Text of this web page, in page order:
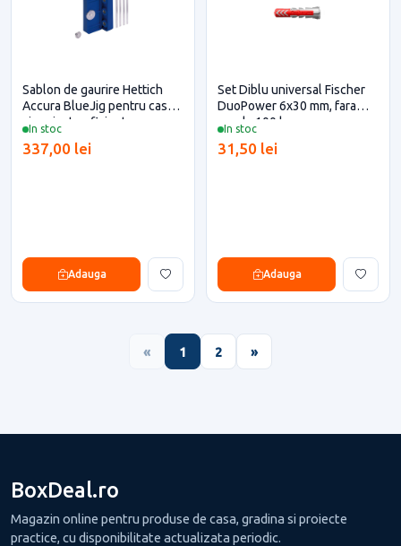
In stoc
Sablon de gaurire Hettich
Accura BlueJig pentru casa
si proiecte eficiente
337,00 lei
Adauga
In stoc
Set Diblu universal Fischer
DuoPower 6x30 mm, fara
surub, 100 buc
31,50 lei
Adauga
« 1 2 »
BoxDeal.ro
Magazin online pentru produse de casa, gradina si proiecte
practice, cu disponibilitate actualizata periodic.